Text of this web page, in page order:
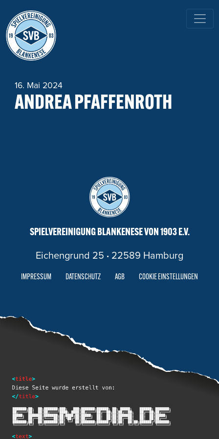
HAUPTNAVIGATION
16. Mai 2024
ANDREA PFAFFENROTH
SPIELVEREINIGUNG BLANKENESE VON 1903 E.V.
Eichengrund 25 · 22589 Hamburg
IMPRESSUM DATENSCHUTZ AGB COOKIE EINSTELLUNGEN